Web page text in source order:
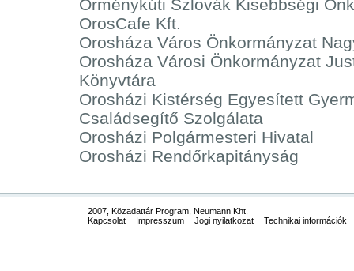
Örménykúti Szlovák Kisebbségi
OrosCafe Kft.
Orosháza Város Önkormányzat
Orosháza Városi Önkormányzat
Könyvtára
Orosházi Kistérség Egyesített
Családsegítő Szolgálata
Orosházi Polgármesteri Hivatal
Orosházi Rendőrkapitányság
2007, Közadattár Program, Neumann Kht.
Kapcsolat
Impresszum Jogi nyilatkozat Technikai információk